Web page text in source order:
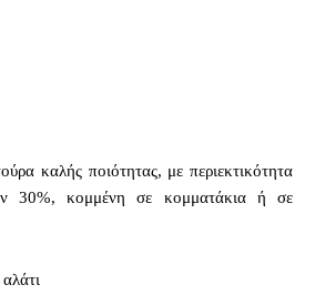
καλής ποιότητας, με περιεκτικότητα
30%, κομμένη σε κομματάκια ή σε